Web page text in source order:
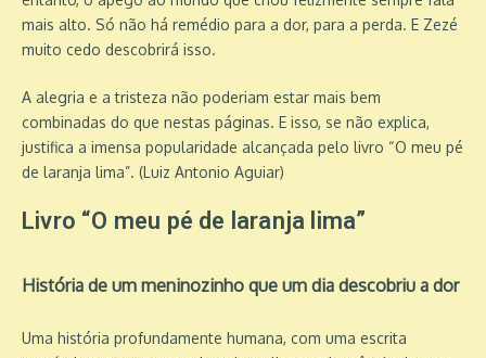
mais alto. Só não há remédio para a dor, para a perda. E Zezé
muito cedo descobrirá isso.
A alegria e a tristeza não poderiam estar mais bem
combinadas do que nestas páginas. E isso, se não explica,
justifica a imensa popularidade alcançada pelo livro “O meu pé
de laranja lima”. (Luiz Antonio Aguiar)
Livro “O meu pé de laranja lima”
História de um meninozinho que um dia descobriu a dor
Uma história profundamente humana, com uma escrita